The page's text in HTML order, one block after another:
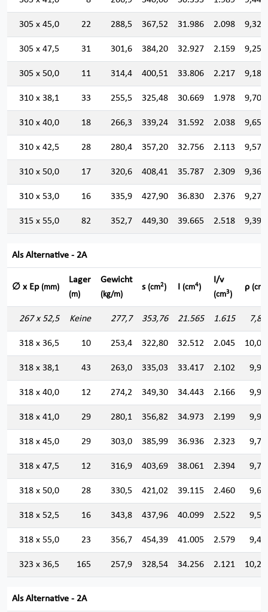
305 x 45,0 22 288,5 367,52 31.986 2.098 9,329
305 x 47,5 31 301,6 384,20 32.927 2.159 9,257
305 x 50,0 11 314,4 400,51 33.806 2.217 9,187
310 x 38,1 33 255,5 325,48 30.669 1.978 9,707
310 x 40,0 18 266,3 339,24 31.592 2.038 9,650
310 x 42,5 28 280,4 357,20 32.756 2.113 9,576
310 x 50,0 17 320,6 408,41 35.787 2.309 9,360
310 x 53,0 16 335,9 427,90 36.830 2.376 9,277
315 x 55,0 82 352,7 449,30 39.665 2.518 9,395
Als Alternative - 2A
∅ x Ep (mm)
Lager
(m)
Gewicht
(kg/m)
s (cm2) I (cm4)
I/v
(cm3)
ρ (cm)
267 x 52,5 Keine 277,7 353,76 21.565 1.615
318 x 36,5 10 253,4 322,80 32.512 2.045
318 x 38,1 43 263,0 335,03 33.417 2.102
318 x 40,0 12 274,2 349,30 34.443 2.166
318 x 41,0 29 280,1 356,82 34.973 2.199
318 x 45,0 29 303,0 385,99 36.936 2.323
318 x 47,5 12 316,9 403,69 38.061 2.394
318 x 50,0 28 330,5 421,02 39.115 2.460
318 x 52,5 16 343,8 437,96 40.099 2.522
318 x 55,0 23 356,7 454,39 41.005 2.579
323 x 36,5 165 257,9 328,54 34.256 2.121
Als Alternative - 2A